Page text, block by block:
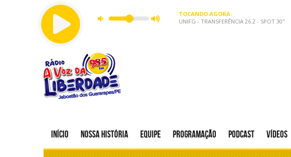
TOCANDO AGORA:
UNIFG - TRANSFERÊNCIA 26.2 - SPOT 30''
Início Nossa história Equipe Programação Podcast Vídeos